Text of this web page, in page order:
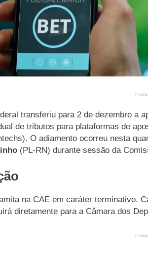
transferiu para 2 de dezembro a
de tributos para plataformas de
O adiamento ocorreu nesta
(PL-RN) durante sessão da
na CAE em caráter terminativo.
diretamente para a Câmara dos